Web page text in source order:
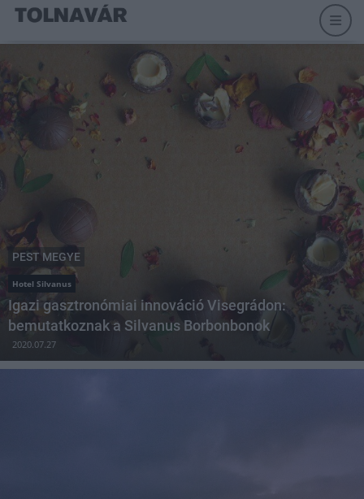
PEST MEGYE
Hotel Silvanus
Igazi gasztronómiai innováció Visegrádon:
bemutatkoznak a Silvanus Borbonbonok
2020.07.27